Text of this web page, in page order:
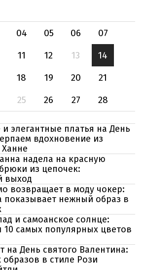
04 05 06
07
11 12 13
14
18 19 20
21
25 26 27 28
элегантные платья на День
вдохновение из
надела на красную
из цепочек:
выход
возвращает в моду чокер:
нежный образ в
и самоанское солнце:
10 самых популярных цветов
на День святого Валентина:
образов в стиле Рози